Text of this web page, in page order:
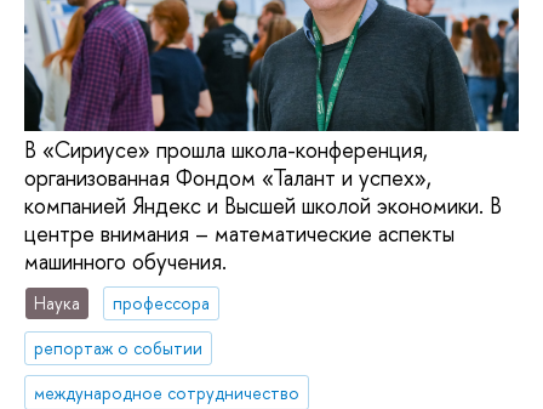
В «Сириусе» прошла школа-конференция,
организованная Фондом «Талант и успех»,
компанией Яндекс и Высшей школой экономики. В
центре внимания – математические аспекты
машинного обучения.
Наука
профессора
репортаж о событии
международное сотрудничество